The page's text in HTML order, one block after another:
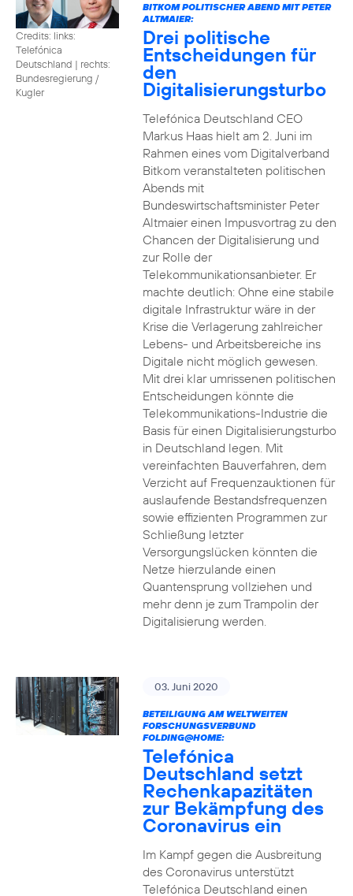
Credits: links:
Telefónica
Deutschland | rechts:
Bundesregierung /
Kugler
BITKOM POLITISCHER ABEND MIT PETER
ALTMAIER:
Drei politische
Entscheidungen für
den
Digitalisierungsturbo
Telefónica Deutschland CEO
Markus Haas hielt am 2. Juni im
Rahmen eines vom Digitalverband
Bitkom veranstalteten politischen
Abends mit
Bundeswirtschaftsminister Peter
Altmaier einen Impusvortrag zu den
Chancen der Digitalisierung und
zur Rolle der
Telekommunikationsanbieter. Er
machte deutlich: Ohne eine stabile
digitale Infrastruktur wäre in der
Krise die Verlagerung zahlreicher
Lebens- und Arbeitsbereiche ins
Digitale nicht möglich gewesen.
Mit drei klar umrissenen politischen
Entscheidungen könnte die
Telekommunikations-Industrie die
Basis für einen Digitalisierungsturbo
in Deutschland legen. Mit
vereinfachten Bauverfahren, dem
Verzicht auf Frequenzauktionen für
auslaufende Bestandsfrequenzen
sowie effizienten Programmen zur
Schließung letzter
Versorgungslücken könnten die
Netze hierzulande einen
Quantensprung vollziehen und
mehr denn je zum Trampolin der
Digitalisierung werden.
03. Juni 2020
BETEILIGUNG AM WELTWEITEN
FORSCHUNGSVERBUND
FOLDING@HOME:
Telefónica
Deutschland setzt
Rechenkapazitäten
zur Bekämpfung des
Coronavirus ein
Im Kampf gegen die Ausbreitung
des Coronavirus unterstützt
Telefónica Deutschland einen